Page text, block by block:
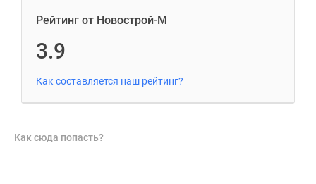
Рейтинг от Новострой-М
3.9
Как составляется наш рейтинг?
Как сюда попасть?